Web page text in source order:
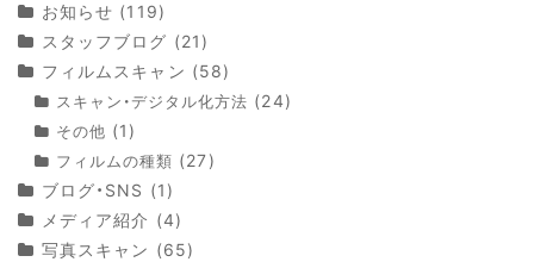
お知らせ (119)
スタッフブログ (21)
フィルムスキャン (58)
スキャン・デジタル化方法 (24)
その他 (1)
フィルムの種類 (27)
ブログ・SNS (1)
メディア紹介 (4)
写真スキャン (65)